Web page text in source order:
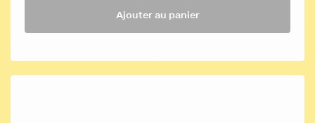
Ajouter au panier